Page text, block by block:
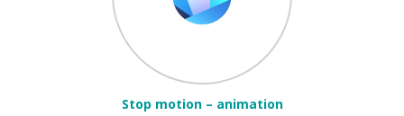
Stop motion – animation